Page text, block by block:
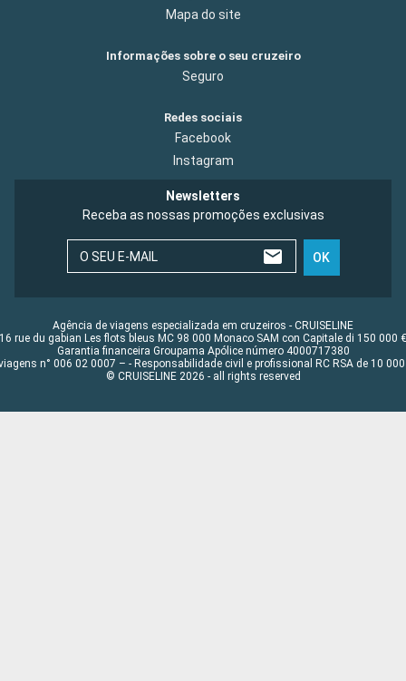
Mapa do site
Informações sobre o seu cruzeiro
Seguro
Redes sociais
Facebook
Instagram
Newsletters
Receba as nossas promoções exclusivas
O SEU E-MAIL OK
Agência de viagens especializada em cruzeiros - CRUISELINE
16 rue du gabian Les flots bleus MC 98 000 Monaco SAM con Capitale di 150 000 €
Garantia financeira Groupama Apólice número 4000717380
n° 006 02 0007 – - Responsabilidade civil e profissional RC RSA de 10 000
© CRUISELINE 2026 - all rights reserved